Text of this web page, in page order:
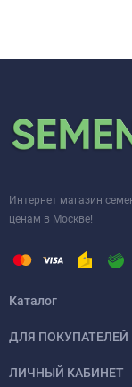
Интернет магазин
ценам в Москве!
Каталог
ДЛЯ ПОКУПАТЕЛЕЙ
ЛИЧНЫЙ КАБИНЕТ